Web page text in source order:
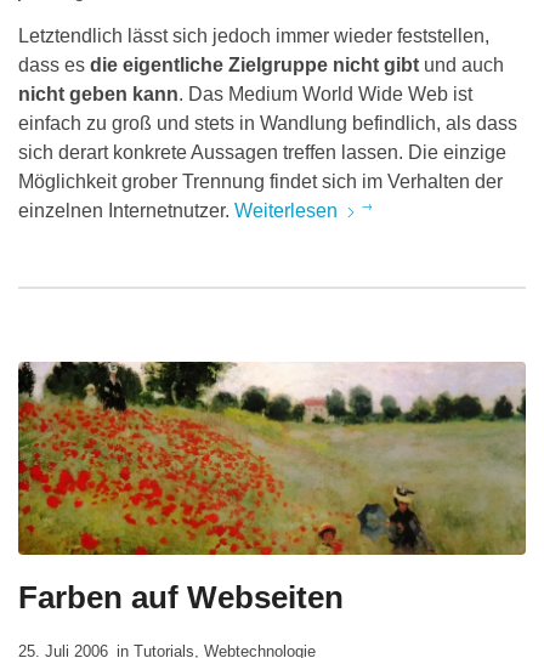
Letztendlich lässt sich jedoch immer wieder feststellen,
dass es die eigentliche Zielgruppe nicht gibt und auch
nicht geben kann. Das Medium World Wide Web ist
einfach zu groß und stets in Wandlung befindlich, als dass
sich derart konkrete Aussagen treffen lassen. Die einzige
Möglichkeit grober Trennung findet sich im Verhalten der
einzelnen Internetnutzer. Weiterlesen
Farben auf Webseiten
25. Juli 2006 in Tutorials Webtechnologie